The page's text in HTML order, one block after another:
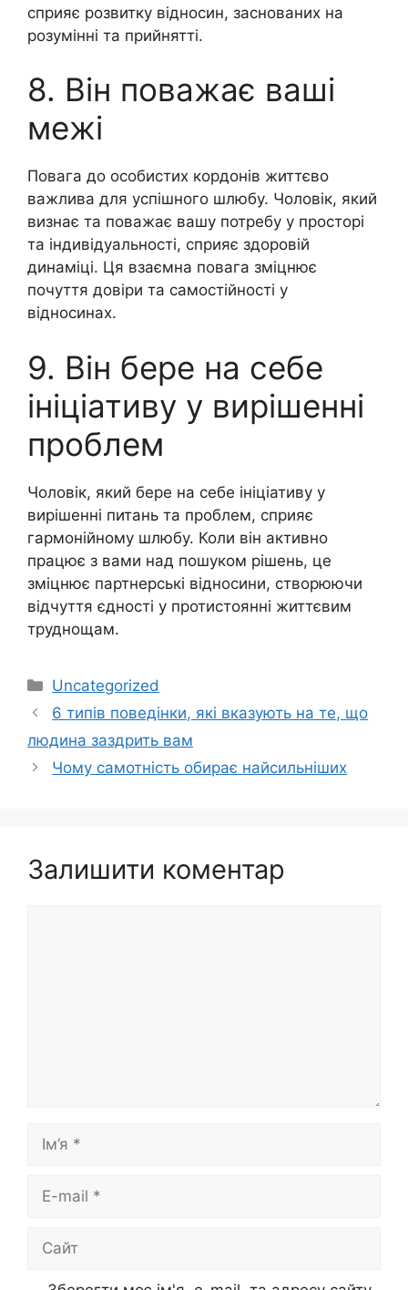
сприяє розвитку відносин, заснованих на
розумінні та прийнятті.
8. Він поважає ваші
межі
Повага до особистих кордонів життєво
важлива для успішного шлюбу. Чоловік, який
визнає та поважає вашу потребу у просторі
та індивідуальності, сприяє здоровій
динаміці. Ця взаємна повага зміцнює
почуття довіри та самостійності у
відносинах.
9. Він бере на себе
ініціативу у вирішенні
проблем
Чоловік, який бере на себе ініціативу у
вирішенні питань та проблем, сприяє
гармонійному шлюбу. Коли він активно
працює з вами над пошуком рішень, це
зміцнює партнерські відносини, створюючи
відчуття єдності у протистоянні життєвим
труднощам.
Категорії
Uncategorized
6 типів поведінки, які вказують на те, що
людина заздрить вам
Чому самотність обирає найсильніших
Залишити коментар
mail